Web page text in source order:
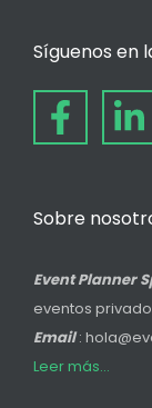
Síguenos en
Sobre
Event Planner
eventos
Email:
Leer más...